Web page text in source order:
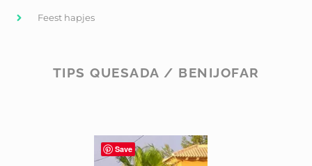
Feest hapjes
TIPS QUESADA / BENIJOFAR
Save